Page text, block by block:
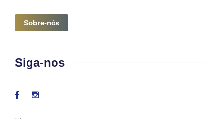
Sobre-nós
Siga-nos